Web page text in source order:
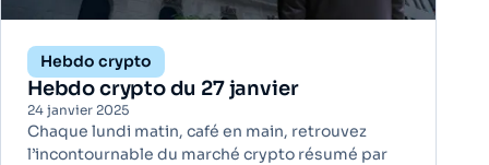
Hebdo crypto
Hebdo crypto du 27 janvier
24 janvier 2025
Chaque lundi matin, café en main, retrouvez
l’incontournable du marché crypto résumé par